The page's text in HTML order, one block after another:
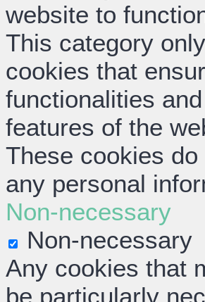
website to
This category
cookies that
functionalities
features of the
These cookies
any personal
Non-necessary
Non-necessary
Any cookies that
be particularly